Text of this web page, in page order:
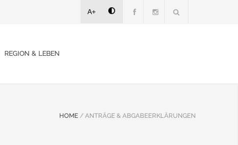
A+
REGION & LEBEN
HOME / ANTRÄGE & ABGABEERKLÄRUNGEN